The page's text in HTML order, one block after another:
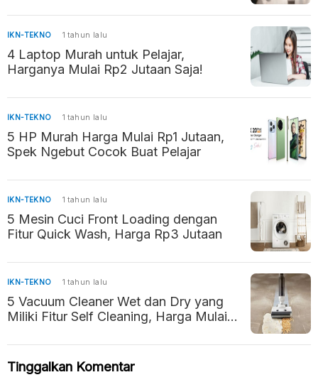
IKN-TEKNO 1 tahun lalu
4 Laptop Murah untuk Pelajar,
Harganya Mulai Rp2 Jutaan Saja!
IKN-TEKNO 1 tahun lalu
5 HP Murah Harga Mulai Rp1 Jutaan,
Spek Ngebut Cocok Buat Pelajar
IKN-TEKNO 1 tahun lalu
5 Mesin Cuci Front Loading dengan
Fitur Quick Wash, Harga Rp3 Jutaan
IKN-TEKNO 1 tahun lalu
5 Vacuum Cleaner Wet dan Dry yang
Miliki Fitur Self Cleaning, Harga Mulai
Tinggalkan Komentar